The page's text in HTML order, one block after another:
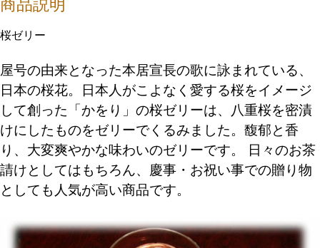
桜ゼリー
屋号の由来となった本居宣長の歌に詠まれている、
日本の桜花。日本人がこよなく愛する桜をイメージ
して創った「かをり」の桜ゼリーは、八重桜を密漬
けにしたものをゼリーでくるみました。馥郁と香
り、大変爽やかな味わいのゼリーです。
日々のお茶
請けとしてはもちろん、慶事・お祝い事での贈り物
としても人気が高い商品です。